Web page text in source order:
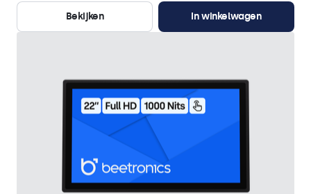
Bekijken
In winkelwagen